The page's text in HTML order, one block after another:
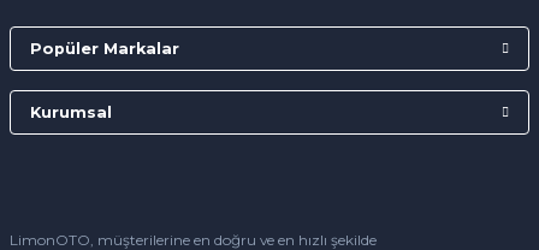
LimonOTO, müşterilerine en doğru ve en hızlı şekilde
Popüler Markalar
Kurumsal